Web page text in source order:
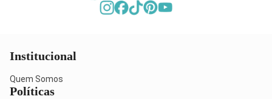
Institucional
Quem Somos
Políticas